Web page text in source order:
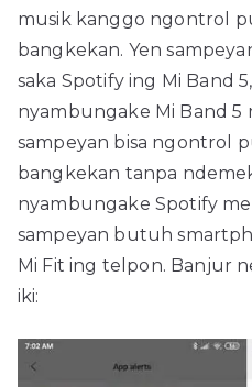
musik kanggo ngontrol
bangkekan. Yen
saka Spotify ing Mi Band
nyambungake Mi Band
sampeyan bisa ngontrol
bangkekan tanpa
nyambungake Spotify
sampeyan butuh
Mi Fit ing telpon. Banjur
iki: